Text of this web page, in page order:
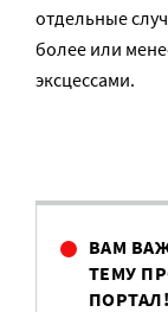
отдельные
более или
эксцессами.
ВАМ
ТЕМУ
ПОРТАЛ!